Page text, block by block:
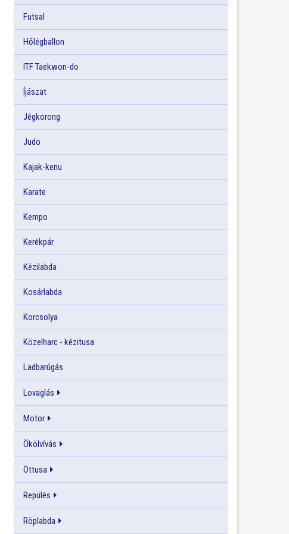
Futsal
Hőlégballon
ITF Taekwon-do
Íjászat
Jégkorong
Judo
Kajak-kenu
Karate
Kempo
Kerékpár
Kézilabda
Kosárlabda
Korcsolya
Közelharc - kézitusa
Ladbarúgás
Lovaglás
Motor
Ökölvívás
Öttusa
Repülés
Röplabda